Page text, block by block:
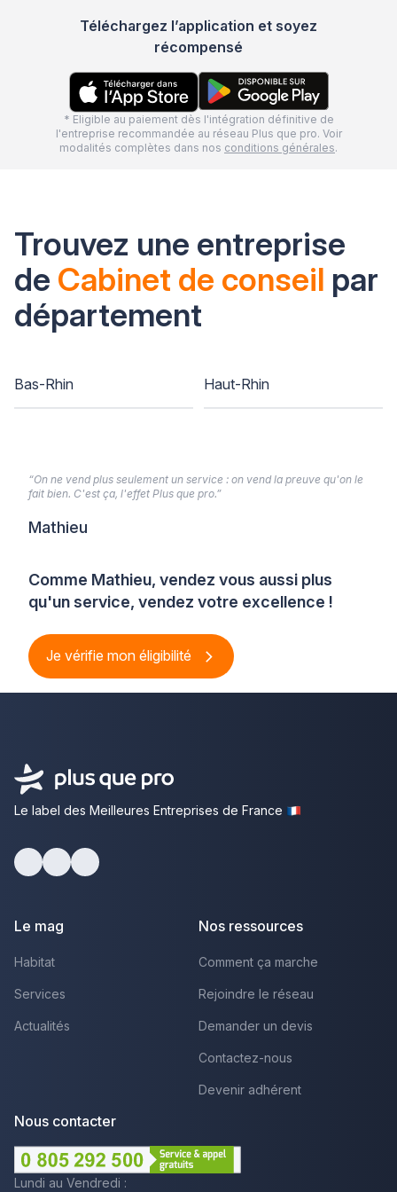
Téléchargez l’application et soyez
récompensé
* Eligible au paiement dès l'intégration définitive de
l'entreprise recommandée au réseau Plus que pro. Voir
modalités complètes dans nos conditions générales.
Trouvez une entreprise
de Cabinet de conseil par
département
Bas-Rhin Haut-Rhin
Comme Mathieu, vendez vous aussi plus
qu'un service, vendez votre excellence !
Je vérifie mon éligibilité
“On ne vend plus seulement un service : on vend la preuve qu'on le
fait bien. C'est ça, l'effet Plus que pro.”
Mathieu
Le label des Meilleures Entreprises de France
Le mag
Habitat
Services
Actualités
Nos ressources
Comment ça marche
Rejoindre le réseau
Demander un devis
Contactez-nous
Devenir adhérent
Nous contacter
Lundi au Vendredi :